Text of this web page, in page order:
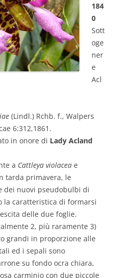
184
0
Sott
oge
ner
e
Acl
(Lindl.) Rchb. f., Walpers
6:312,1861.
in onore di Lady Acland
a Cattleya violacea e
tarda primavera, le
dei nuovi pseudobulbi di
la caratteristica di formarsi
delle due foglie.
2, più raramente 3)
grandi in proporzione alle
ed i sepali sono
su fondo ocra chiara,
carminio con due piccole